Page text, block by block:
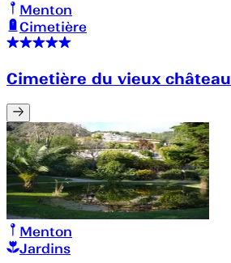
Menton
Cimetière
Cimetière du vieux château
Menton
Jardins